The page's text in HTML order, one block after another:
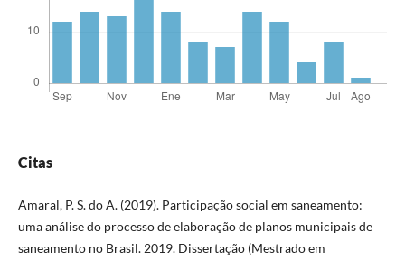
Citas
Amaral, P. S. do A. (2019). Participação social em saneamento:
uma análise do processo de elaboração de planos municipais de
saneamento no Brasil. 2019. Dissertação (Mestrado em